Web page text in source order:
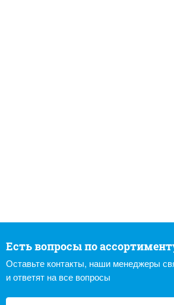
Есть вопросы по
Оставьте контакты, наши менеджеры
и ответят на все вопросы